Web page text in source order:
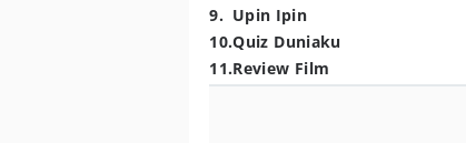
9. Upin Ipin
10.Quiz Duniaku
11.Review Film